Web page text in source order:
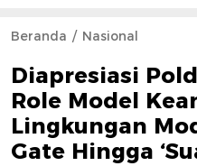
Beranda Nasional
Diapresiasi
Role Model
Lingkungan
Gate Hingga